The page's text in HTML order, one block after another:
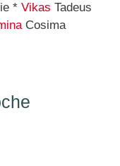
* Vikas Tadeus
Cosima